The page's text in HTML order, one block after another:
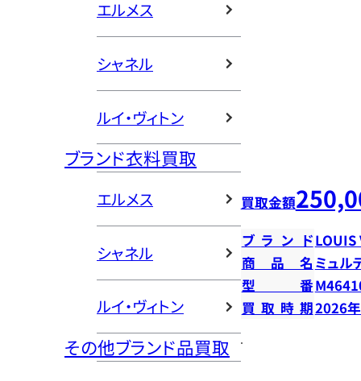
エルメス
シャネル
ルイ・ヴィトン
ブランド衣料買取
エルメス
シャネル
ルイ・ヴィトン
その他ブランド品買取
買取金額
ブランドLOUIS
商品名 ミュル
型番
買取時期2026